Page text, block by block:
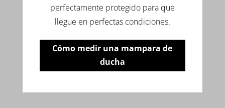
perfectamente protegido para que
llegue en perfectas condiciones.
Cómo medir una mampara de
ducha